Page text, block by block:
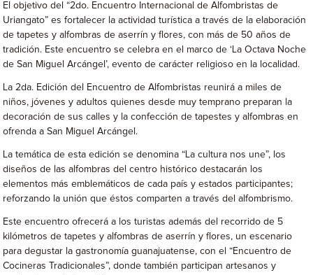
El objetivo del “2do. Encuentro Internacional de Alfombristas de
Uriangato” es fortalecer la actividad turística a través de la elaboración
de tapetes y alfombras de aserrín y flores, con más de 50 años de
tradición. Este encuentro se celebra en el marco de ‘La Octava Noche
de San Miguel Arcángel’, evento de carácter religioso en la localidad.
La 2da. Edición del Encuentro de Alfombristas reunirá a miles de
niños, jóvenes y adultos quienes desde muy temprano preparan la
decoración de sus calles y la confección de tapestes y alfombras en
ofrenda a San Miguel Arcángel.
La temática de esta edición se denomina “La cultura nos une”, los
diseños de las alfombras del centro histórico destacarán los
elementos más emblemáticos de cada país y estados participantes;
reforzando la unión que éstos comparten a través del alfombrismo.
Este encuentro ofrecerá a los turistas además del recorrido de 5
kilómetros de tapetes y alfombras de aserrín y flores, un escenario
para degustar la gastronomía guanajuatense, con el “Encuentro de
Cocineras Tradicionales”, donde también participan artesanos y